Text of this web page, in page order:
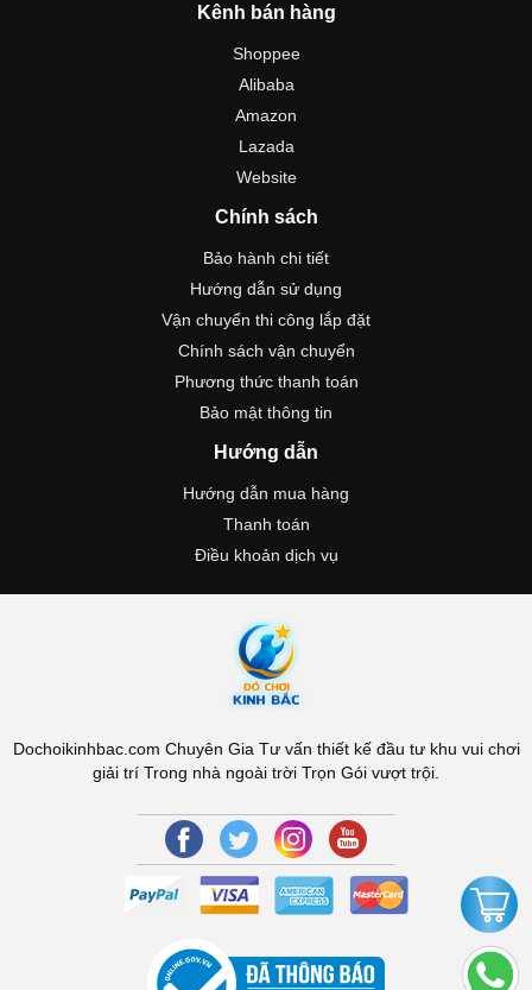
Kênh bán hàng
Shoppee
Alibaba
Amazon
Lazada
Website
Chính sách
Bảo hành chi tiết
Hướng dẫn sử dụng
Vận chuyển thi công lắp đặt
Chính sách vận chuyển
Phương thức thanh toán
Bảo mật thông tin
Hướng dẫn
Hướng dẫn mua hàng
Thanh toán
Điều khoản dịch vụ
Dochoikinhbac.com Chuyên Gia Tư vấn thiết kế đầu tư khu vui chơi
giải trí Trong nhà ngoài trời Trọn Gói vượt trội.